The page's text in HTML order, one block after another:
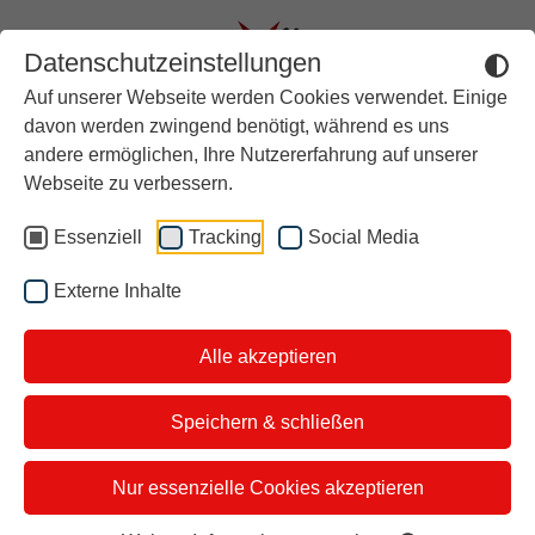
Datenschutzeinstellungen
Auf unserer Webseite werden Cookies verwendet. Einige
davon werden zwingend benötigt, während es uns
andere ermöglichen, Ihre Nutzererfahrung auf unserer
Webseite zu verbessern.
Essenziell Tracking Social Media
Externe Inhalte
Alle akzeptieren
Speichern & schließen
Nur essenzielle Cookies akzeptieren
Unsere
Themen vom
16.05.2025
Das sind unsere Themen und
Gäste:
Aktuell
Rückblick
Über stern TV
Der Moderator
i&u Studios